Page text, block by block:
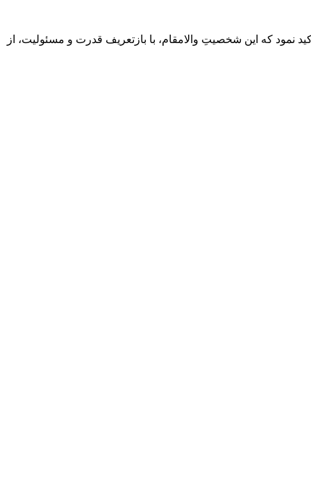
نمود که این شخصیتِ والامقام، با بازتعریف قدرت و مسئولیت، از